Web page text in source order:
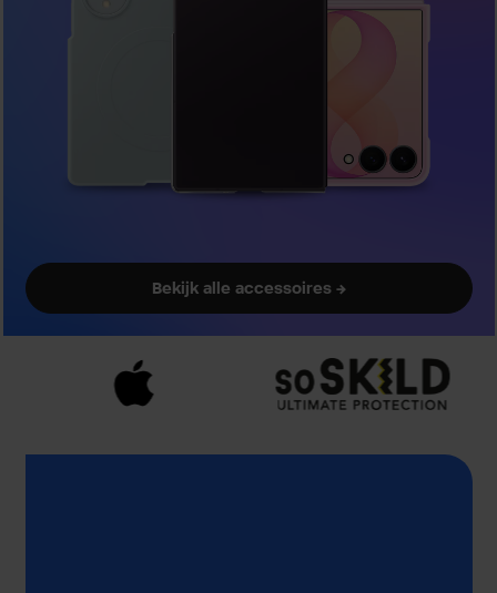
Bekijk alle accessoires →